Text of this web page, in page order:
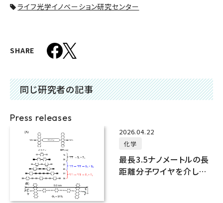
ライフ光学イノベーション研究センター
SHARE
同じ研究者の記事
Press releases
2026.04.22
化学
最長3.5ナノメートルの長
距離分子ワイヤを介した